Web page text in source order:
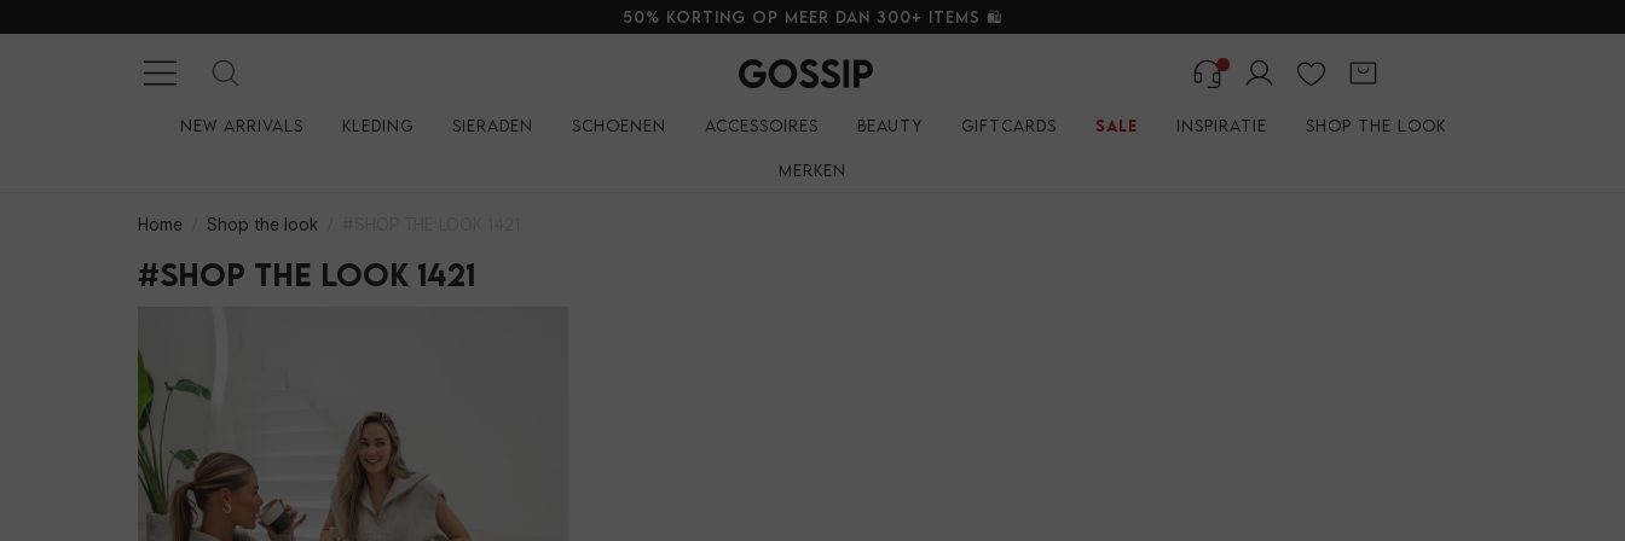
50% korting op meer dan 300+ items 🛍️
New arrivals Kleding Sieraden Schoenen Accessoires Beauty Giftcards Sale Inspiratie Shop the look
Merken
Home Shop the look
#SHOP THE LOOK 1421